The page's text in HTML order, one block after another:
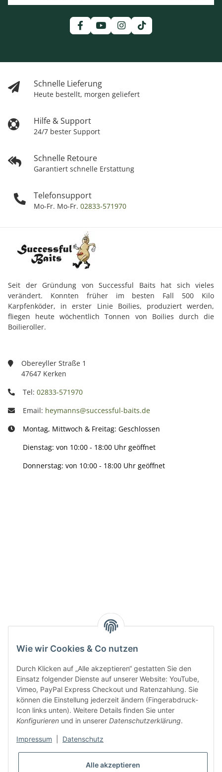
Wie wir Cookies & Co nutzen
Durch Klicken auf „Alle akzeptieren“ gestatten Sie den
Einsatz folgender Dienste auf unserer Website: YouTube,
Vimeo, PayPal Express Checkout und Ratenzahlung. Sie
können die Einstellung jederzeit ändern (Fingerabdruck-
Icon links unten). Weitere Details finden Sie unter
Konfigurieren und in unserer Datenschutzerklärung.
Impressum Datenschutz
Alle akzeptieren
Schnelle Lieferung
Heute bestellt, morgen geliefert
Hilfe & Support
24/7 bester Support
Schnelle Retoure
Garantiert schnelle Erstattung
Telefonsupport
Mo-Fr. Mo-Fr. 02833-571970
Seit der Gründung von Successful Baits hat sich vieles
verändert. Konnten früher im besten Fall 500 Kilo
Karpfenköder, in erster Linie Boilies, produziert werden,
fliegen heute wöchentlich Tonnen von Boilies durch die
Boilieroller.
Obereyller Straße 1
47647 Kerken
Tel: 02833-571970
Email: heymanns@successful-baits.de
Montag, Mittwoch & Freitag: Geschlossen
Dienstag: von 10:00 - 18:00 Uhr geöffnet
Donnerstag: von 10:00 - 18:00 Uhr geöffnet
Gesetzliche Informationen